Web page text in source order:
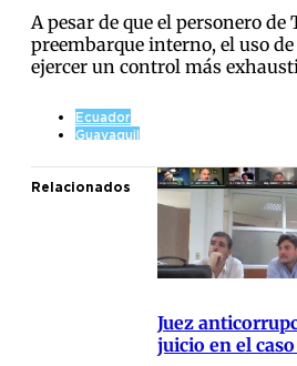
A pesar de que el personero
preembarque interno, el uso
ejercer un control más
Ecuador
Guayaquil
Relacionados
Juez
juicio en el